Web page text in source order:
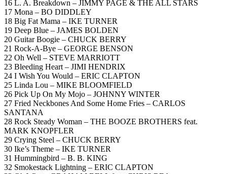
16 L. A. Breakdown – JIMMY PAGE & THE ALL STARS
17 Mona – BO DIDDLEY
18 Big Fat Mama – IKE TURNER
19 Deep Blue – JAMES BOLDEN
20 Guitar Boogie – CHUCK BERRY
21 Rock-A-Bye – GEORGE BENSON
22 Oh Well – STEVE MARRIOTT
23 Bleeding Heart – JIMI HENDRIX
24 I Wish You Would – ERIC CLAPTON
25 Linda Lou – MIKE BLOOMFIELD
26 Pick Up On My Mojo – JOHNNY WINTER
27 Fried Neckbones And Some Home Fries – CARLOS
SANTANA
28 Rock Steady Woman – THE BOOZE BROTHERS feat.
MARK KNOPFLER
29 Crying Steel – CHUCK BERRY
30 Ike’s Theme – IKE TURNER
31 Hummingbird – B. B. KING
32 Smokestack Lightning – ERIC CLAPTON